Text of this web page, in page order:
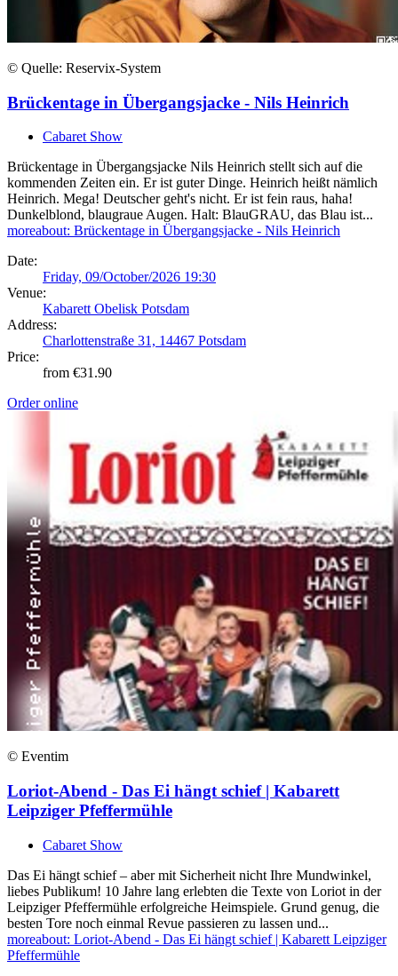
© Quelle: Reservix-System
Brückentage in Übergangsjacke - Nils Heinrich
Cabaret Show
Brückentage in Übergangsjacke Nils Heinrich stellt sich auf die
kommenden Zeiten ein. Er ist guter Dinge. Heinrich heißt nämlich
Heinrich. Mega! Deutscher geht's nicht. Er ist fein raus, haha!
Dunkelblond, blaugraue Augen. Halt: BlauGRAU, das Blau ist...
moreabout: Brückentage in Übergangsjacke - Nils Heinrich
Date:
Friday, 09/October/2026 19:30
Venue:
Kabarett Obelisk Potsdam
Address:
Charlottenstraße 31, 14467 Potsdam
Price:
from €31.90
Order online
© Eventim
Loriot-Abend - Das Ei hängt schief | Kabarett
Leipziger Pfeffermühle
Cabaret Show
Das Ei hängt schief – aber mit Sicherheit nicht Ihre Mundwinkel,
liebes Publikum! 10 Jahre lang erlebten die Texte von Loriot in der
Leipziger Pfeffermühle erfolgreiche Heimspiele. Grund genug, die
besten Tore noch einmal Revue passieren zu lassen und...
moreabout: Loriot-Abend - Das Ei hängt schief | Kabarett Leipziger
Pfeffermühle